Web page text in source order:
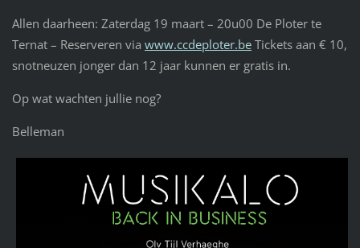
Allen daarheen: Zaterdag 19 maart – 20u00 De Ploter te
Ternat – Reserveren via www.ccdeploter.beTickets aan € 10,
snotneuzen jonger dan 12 jaar kunnen er gratis in.
Op wat wachten jullie nog?
Belleman